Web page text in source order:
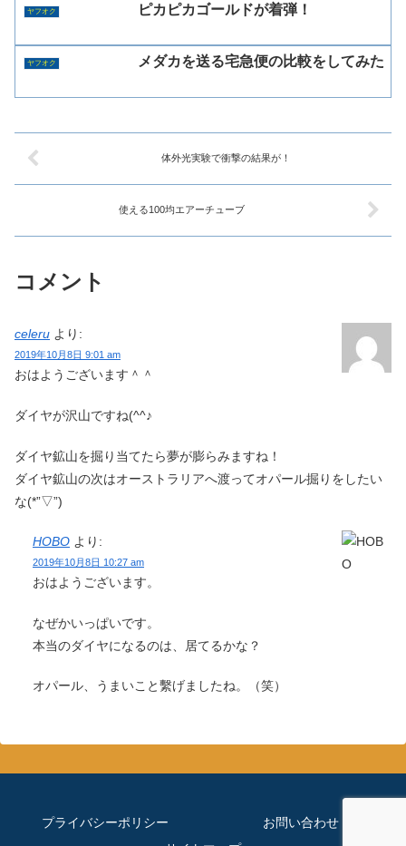
ヤフオク ピカピカゴールドが着弾！
ヤフオク メダカを送る宅急便の比較をしてみた
体外光実験で衝撃の結果が！
使える100均エアーチューブ
コメント
celeru より:
2019年10月8日 9:01 am
おはようございます＾＾
ダイヤが沢山ですね(^^♪
ダイヤ鉱山を掘り当てたら夢が膨らみますね！
ダイヤ鉱山の次はオーストラリアへ渡ってオパール掘りをしたい
な(*”▽”)
HOBO より:
2019年10月8日 10:27 am
おはようございます。
なぜかいっぱいです。
本当のダイヤになるのは、居てるかな？
オパール、うまいこと繫げましたね。（笑）
プライバシーポリシー
お問い合わせ